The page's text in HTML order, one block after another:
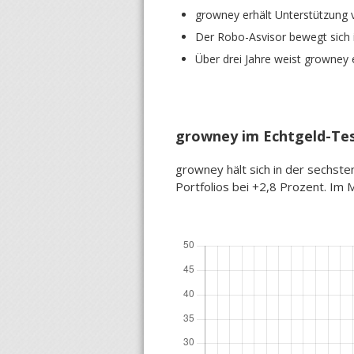
growney erhält Unterstützung
Der Robo-Asvisor bewegt
Über drei Jahre weist
growney im Echtgeld-
growney hält sich in der
Portfolios bei +2,8 Prozent. Im